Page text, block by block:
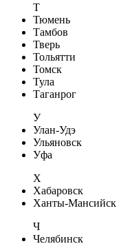
Т
Тюмень
Тамбов
Тверь
Тольятти
Томск
Тула
Таганрог
У
Улан-Удэ
Ульяновск
Уфа
Х
Хабаровск
Ханты-Мансийск
Ч
Челябинск